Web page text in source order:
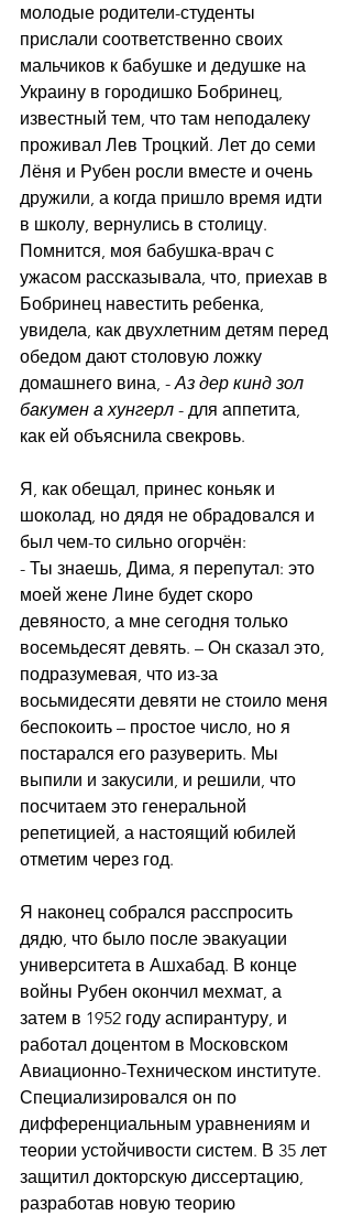
молодые родители-студенты
прислали соответственно своих
мальчиков к бабушке и дедушке на
Украину в городишко Бобринец,
известный тем, что там неподалеку
проживал Лев Троцкий. Лет до семи
Лёня и Рубен росли вместе и очень
дружили, а когда пришло время идти
в школу, вернулись в столицу.
Помнится, моя бабушка-врач с
ужасом рассказывала, что, приехав в
Бобринец навестить ребенка,
увидела, как двухлетним детям перед
обедом дают столовую ложку
домашнего вина, - Аз дер кинд зол
бакумен а хунгерл - для аппетита,
как ей объяснила свекровь.
Я, как обещал, принес коньяк и
шоколад, но дядя не обрадовался и
был чем-то сильно огорчён:
- Ты знаешь, Дима, я перепутал: это
моей жене Лине будет скоро
девяносто, а мне сегодня только
восемьдесят девять. – Он сказал это,
подразумевая, что из-за
восьмидесяти девяти не стоило меня
беспокоить – простое число, но я
постарался его разуверить. Мы
выпили и закусили, и решили, что
посчитаем это генеральной
репетицией, а настоящий юбилей
отметим через год.
Я наконец собрался расспросить
дядю, что было после эвакуации
университета в Ашхабад. В конце
войны Рубен окончил мехмат, а
затем в 1952 году аспирантуру, и
работал доцентом в Московском
Авиационно-Техническом институте.
Специализировался он по
дифференциальным уравнениям и
теории устойчивости систем. В 35 лет
защитил докторскую диссертацию,
разработав новую теорию